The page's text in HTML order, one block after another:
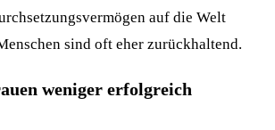
auf die Welt
sind oft eher zurückhaltend.
weniger erfolgreich